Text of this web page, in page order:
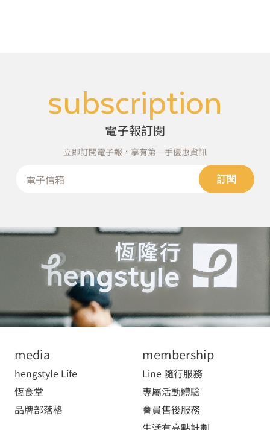
subscription
電子報訂閱
立即訂閱電子報，享有第一手優惠資訊
訂閱
media
hengstyle Life
恆食堂
品牌部落格
membership
Line 隨行服務
專屬活動體驗
會員售後服務